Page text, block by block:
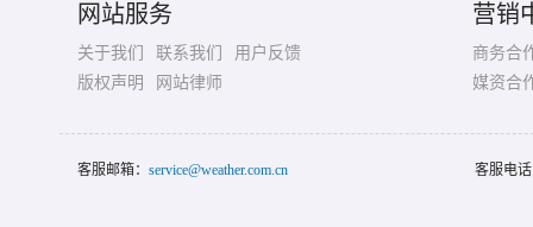
网站服务
关于我们 联系我们
用户反馈
版权声明
网站律师
营销
商务合
媒资合
客服邮箱： service@weather.com.cn 客服电